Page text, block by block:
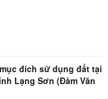
đích sử dụng đất tại
Lạng Sơn (Đàm Văn